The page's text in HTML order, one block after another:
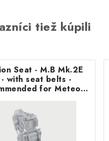
tiež kúpili
Seat - M.B Mk.2E
for Meteor